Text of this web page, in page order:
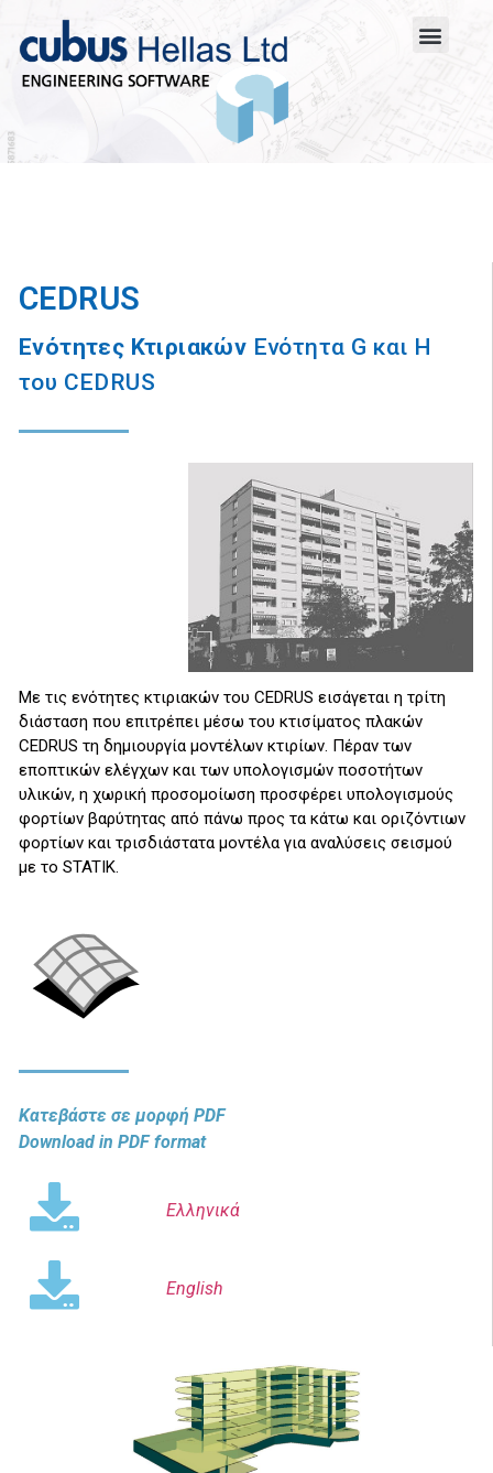
CEDRUS
Ενότητες Κτιριακών Ενότητα G και H
του CEDRUS
Με τις ενότητες κτιριακών του CEDRUS εισάγεται η τρίτη
διάσταση που επιτρέπει μέσω του κτισίματος πλακών
CEDRUS τη δημιουργία μοντέλων κτιρίων. Πέραν των
εποπτικών ελέγχων και των υπολογισμών ποσοτήτων
υλικών, η χωρική προσομοίωση προσφέρει υπολογισμούς
φορτίων βαρύτητας από πάνω προς τα κάτω και οριζόντιων
φορτίων και τρισδιάστατα μοντέλα για αναλύσεις σεισμού
με το STATIK.
Κατεβάστε σε μορφή PDF
Download in PDF format
Ελληνικά
English